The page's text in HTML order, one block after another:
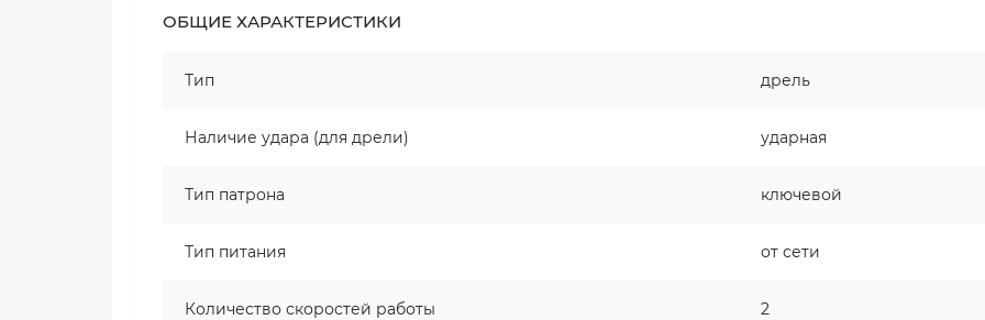
ОБЩИЕ ХАРАКТЕРИСТИКИ
Тип дрель
Наличие удара (для дрели) ударная
Тип патрона ключевой
Тип питания от сети
Количество скоростей работы 2